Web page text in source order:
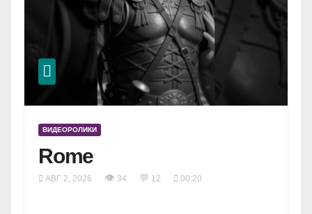
ВИДЕОРОЛИКИ
Rome
АВГ 2, 2026 👁 34 💬 12 00:20